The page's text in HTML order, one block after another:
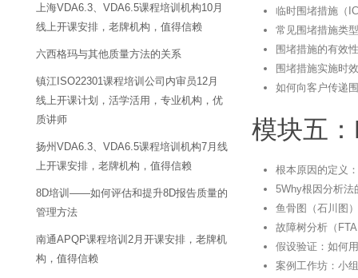
临时围堵措施（
常见围堵措施类
围堵措施的有效
围堵措施实施时
如何向客户传递
模块五
根本原因的定义
5Why根因分析法
鱼骨图（石川图
故障树分析（
假设验证：如何
案例工作坊：小
上海VDA6.3、VDA6.5课程培训机构10月
线上开课安排，老牌机构，值得信赖
六西格玛与其他质量方法的关系
镇江ISO22301课程培训公司内审员12月
线上开课计划，活学活用，专业机构，优
质讲师
扬州VDA6.3、VDA6.5课程培训机构7月线
上开课安排，老牌机构，值得信赖
8D培训——如何评估和提升8D报告质量的
管理方法
南通APQP课程培训2月开课安排，老牌机
构，值得信赖